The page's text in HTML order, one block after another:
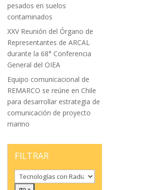
pesados en suelos
contaminados
XXV Reunión del Órgano de
Representantes de ARCAL
durante la 68° Conferencia
General del OIEA
Equipo comunicacional de
REMARCO se reúne en Chile
para desarrollar estrategia de
comunicación de proyecto
marino
FILTRAR